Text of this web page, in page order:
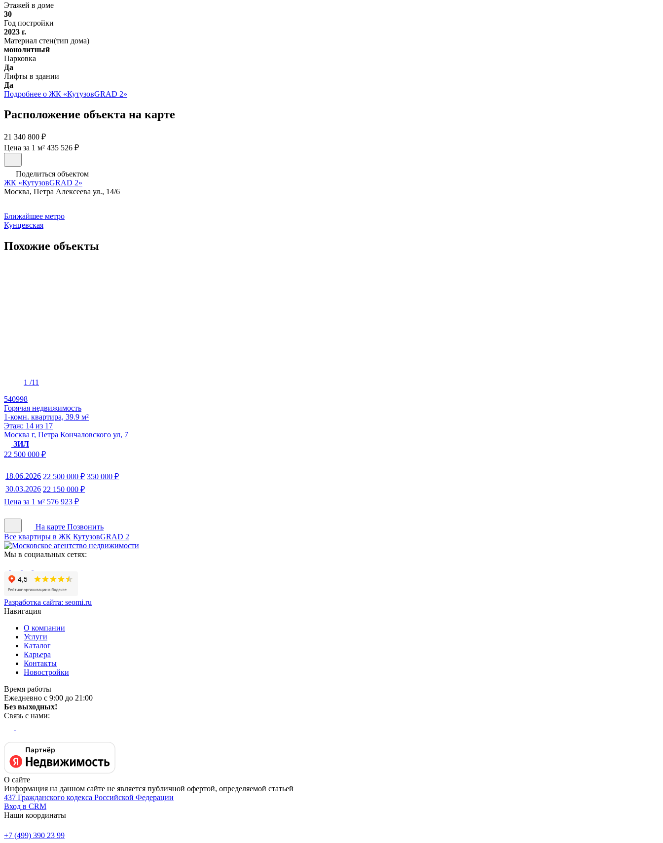
Этажей в доме
30
Год постройки
2023 г.
Материал стен(тип дома)
монолитный
Парковка
Да
Лифты в здании
Да
Подробнее о ЖК «КутузовGRAD 2»
Расположение объекта на карте
21 340 800 ₽
Цена за 1 м² 435 526 ₽
Поделиться объектом
ЖК «КутузовGRAD 2»
Москва, Петра Алексеева ул., 14/6
Ближайшее метро
Кунцевская
Похожие объекты
1 /11
540998
Горячая недвижимость
1-комн. квартира, 39.9 м²
Этаж: 14 из 17
Москва г, Петра Кончаловского ул, 7
ЗИЛ
22 500 000 ₽
18.06.2026 22 500 000 ₽ 350 000 ₽
30.03.2026 22 150 000 ₽
Цена за 1 м² 576 923 ₽
На карте Позвонить
Все квартиры в ЖК КутузовGRAD 2
Мы в социальных сетях:
Разработка сайта: seomi.ru
Навигация
О компании
Услуги
Каталог
Карьера
Контакты
Новостройки
Время работы
Ежедневно с 9:00 до 21:00
Без выходных!
Связь с нами:
О сайте
Информация на данном сайте не является публичной офертой, определяемой статьей
437 Гражданского кодекса Российской Федерации
Вход в CRM
Наши координаты
+7 (499) 390 23 99